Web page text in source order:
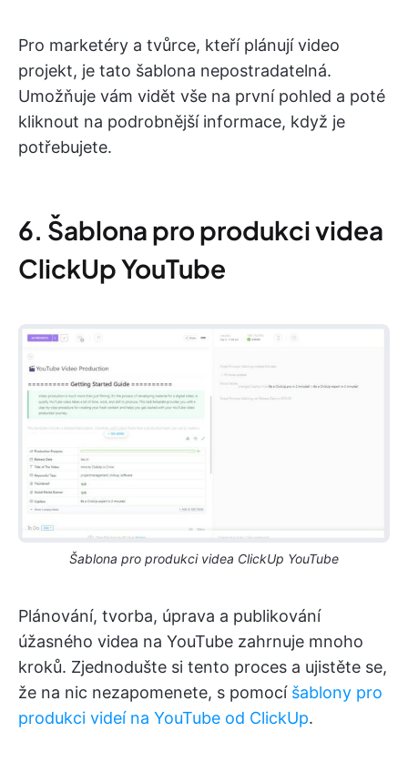
Pro marketéry a tvůrce, kteří plánují video
projekt, je tato šablona nepostradatelná.
Umožňuje vám vidět vše na první pohled a poté
kliknout na podrobnější informace, když je
potřebujete.
6. Šablona pro produkci videa
ClickUp YouTube
Šablona pro produkci videa ClickUp YouTube
Plánování, tvorba, úprava a publikování
úžasného videa na YouTube zahrnuje mnoho
kroků. Zjednodušte si tento proces a ujistěte se,
že na nic nezapomenete, s pomocí šablony pro
produkci videí na YouTube od ClickUp.